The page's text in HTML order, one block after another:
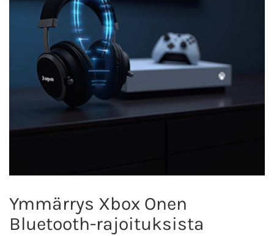
Ymmärrys Xbox Onen
Bluetooth-rajoituksista